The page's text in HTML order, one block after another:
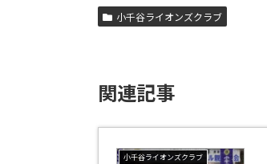
小千谷ライオンズクラブ
関連記事
小千谷ライオンズクラブ